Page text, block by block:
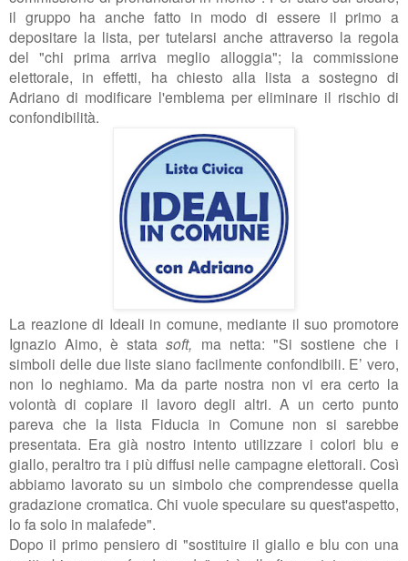
il gruppo ha anche fatto in modo di essere il primo a
depositare la lista, per tutelarsi anche attraverso la regola
del "chi prima arriva meglio alloggia"; la commissione
elettorale, in effetti, ha chiesto alla lista a sostegno di
Adriano di modificare l'emblema per eliminare il rischio di
confondibilità.
La reazione di Ideali in comune, mediante il suo promotore
Ignazio Aimo,è statasoft, ma netta: "Si sostiene che i
simboli delle due liste siano facilmente confondibili. E’ vero,
non lo neghiamo. Ma da parte nostra non vi era certo la
volontà di copiare il lavoro degli altri. A un certo punto
pareva che la lista Fiducia in Comune non si sarebbe
presentata. Era già nostro intento utilizzare i colori blu e
giallo, peraltro tra i più diffusi nelle campagne elettorali. Così
abbiamo lavorato su un simbolo che comprendesse quella
gradazione cromatica. Chi vuole speculare su quest'aspetto,
lo fa solo in malafede".
Dopo il primo pensiero di "sostituire il giallo e blu con una